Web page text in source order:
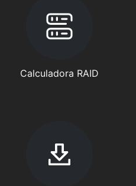
Calculadora RAID